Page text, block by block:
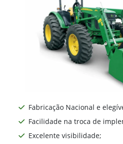
Fabricação Nacional e
Facilidade na troca de
Excelente visibilidade;